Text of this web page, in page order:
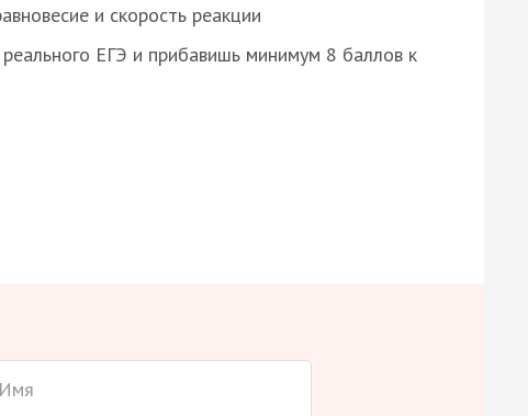
и скорость реакции
ЕГЭ и прибавишь минимум 8 баллов к